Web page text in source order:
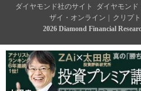
ダイヤモンド社のサイト
ダイヤモンド
ザイ・オンライン | クリプ
2026 Diamond Financial